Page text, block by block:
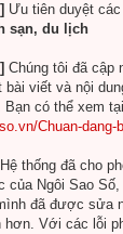
Ưu tiên duyệt
sạn, du lịch
Chúng tôi đã cập
bài viết và nội
Bạn có thể xem tại
Chuan-dang-
Hệ thống đã cho
của Ngôi Sao
đã được sửa
hơn. Với các lỗi